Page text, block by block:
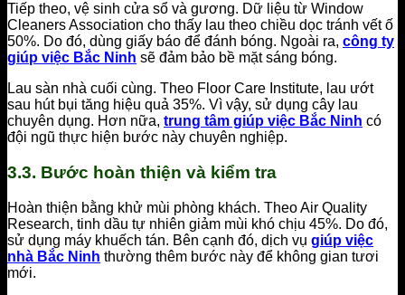
Tiếp theo, vệ sinh cửa sổ và gương. Dữ liệu từ Window
Cleaners Association cho thấy lau theo chiều dọc tránh vết ố
50%. Do đó, dùng giấy báo để đánh bóng. Ngoài ra, công ty
giúp việc Bắc Ninh sẽ đảm bảo bề mặt sáng bóng.
Lau sàn nhà cuối cùng. Theo Floor Care Institute, lau ướt
sau hút bụi tăng hiệu quả 35%. Vì vậy, sử dụng cây lau
chuyên dụng. Hơn nữa, trung tâm giúp việc Bắc Ninh có
đội ngũ thực hiện bước này chuyên nghiệp.
3.3. Bước hoàn thiện và kiểm tra
Hoàn thiện bằng khử mùi phòng khách. Theo Air Quality
Research, tinh dầu tự nhiên giảm mùi khó chịu 45%. Do đó,
sử dụng máy khuếch tán. Bên cạnh đó, dịch vụ giúp việc
nhà Bắc Ninh thường thêm bước này để không gian tươi
mới.